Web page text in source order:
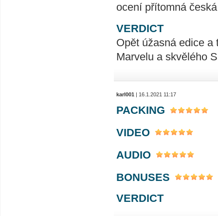
ocení přítomná
VERDICT
Opět úžasná edice
Marvelu a skvělého
karl001 | 16.1.2021 11:17
PACKING
VIDEO
AUDIO
BONUSES
VERDICT